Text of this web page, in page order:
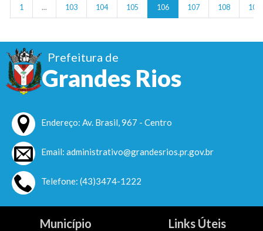
1 ... 103 104 105 106 107 108 109
Prefeitura de
Grandes Rios
Endereço: Av. Brasil, 967 - Centro
Email: administrativo@grandesrios.pr.gov.br
Telefone: (43)3474-1222
Município Links Úteis